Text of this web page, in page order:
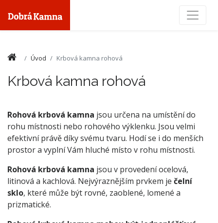
Úvod Krbová kamna rohová
Krbová kamna rohová
Rohová krbová kamna jsou určena na umístění do
rohu místnosti nebo rohového výklenku. Jsou velmi
efektivní právě díky svému tvaru. Hodí se i do menších
prostor a vyplní Vám hluché místo v rohu místnosti.
Rohová krbová kamna jsou v provedení ocelová,
litinová a kachlová. Nejvýraznějším prvkem je čelní
sklo, které může být rovné, zaoblené, lomené a
prizmatické.